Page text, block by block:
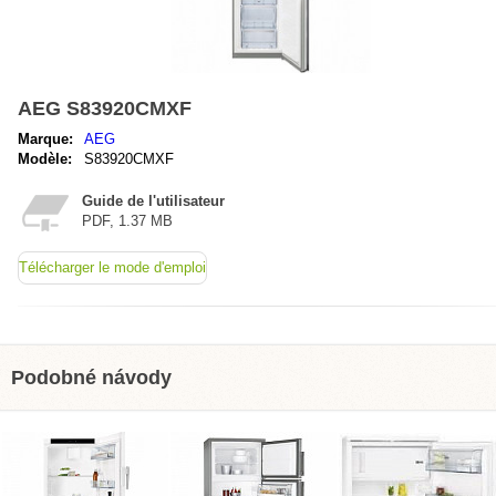
AEG S83920CMXF
Marque:
AEG
Modèle:
S83920CMXF
Guide de l'utilisateur
PDF, 1.37 MB
Télécharger le mode d'emploi
Podobné návody